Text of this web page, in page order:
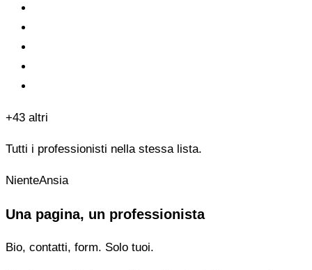
+43 altri
Tutti i professionisti nella stessa lista.
NienteAnsia
Una pagina, un professionista
Bio, contatti, form. Solo tuoi.